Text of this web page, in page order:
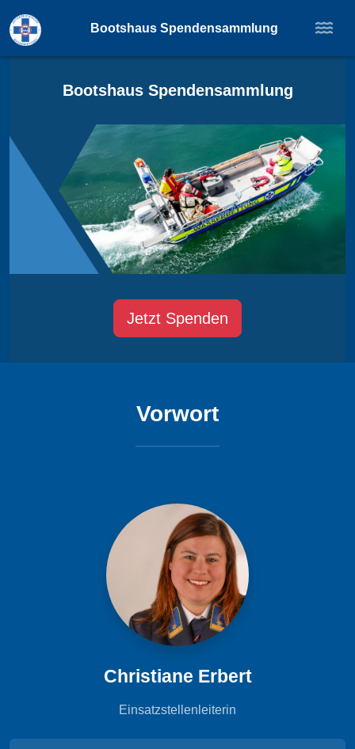
Bootshaus Spendensammlung
Bootshaus Spendensammlung
Jetzt Spenden
Vorwort
Christiane Erbert
Einsatzstellenleiterin